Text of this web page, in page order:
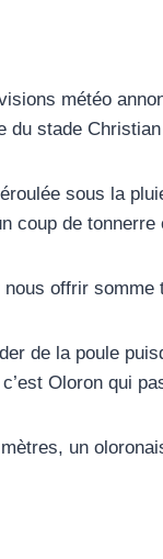
météo
du stade
sous la
coup de
offrir somme
de la poule
Oloron qui
un